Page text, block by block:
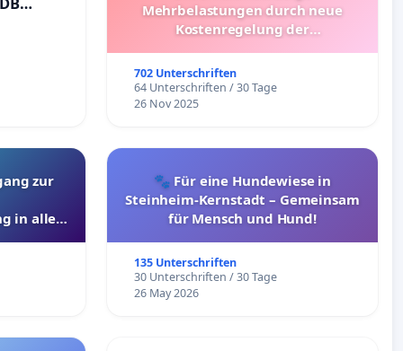
Mehrbelastungen durch neue
Kostenregelung der
Überprüfung und Alternativen
702 Unterschriften
64 Unterschriften / 30 Tage
26 Nov 2025
zur
in allen
🐾 Für eine Hundewiese in
Steinheim-Kernstadt – Gemeinsam
für Mensch und Hund!
135 Unterschriften
30 Unterschriften / 30 Tage
26 May 2026